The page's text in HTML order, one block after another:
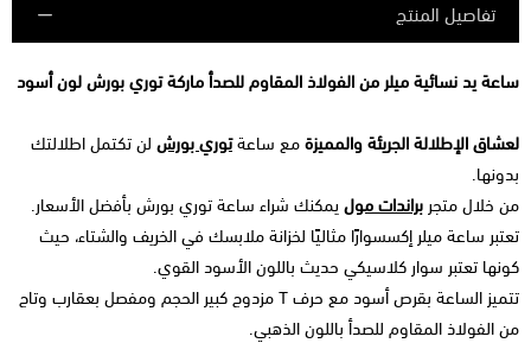
تفاصيل المنتج
ساعة يد نسائية ميلر من الفولاذ المقاوم للصدأ ماركة توري بورش لون أسود
لعشاق الإطلالة الجريئة والمميزةمع ساعةتوري بورش لن تكتمل اطلالتك
بدونها.
من خلال متجر براندات مول يمكنك شراء ساعة توري بورش بأفضل الأسعار.
تعتبر ساعة ميلر إكسسوارًا مثاليًا لخزانة ملابسك في الخريف والشتاء، حيث
كونها تعتبر سوار كلاسيكي حديث باللون الأسود القوي.
تتميز الساعة بقرص أسود مع حرف T مزدوج كبير الحجم ومفصل بعقارب وتاج
من الفولاذ المقاوم للصدأ باللون الذهبي.